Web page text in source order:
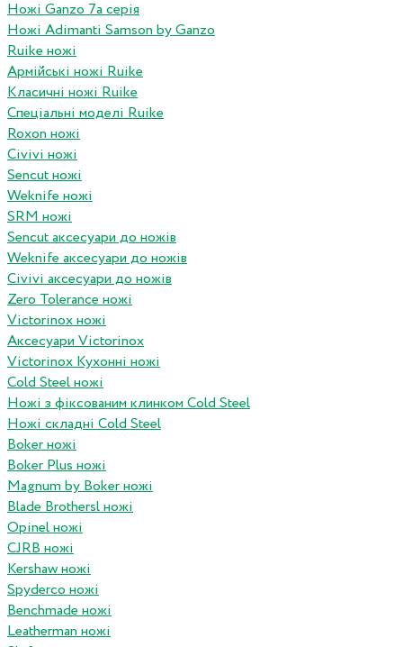
Ножі Ganzo 7а серія
Ножі Adimanti Samson by Ganzo
Ruike ножі
Армійські ножі Ruike
Класичні ножі Ruike
Спеціальні моделі Ruike
Roxon ножi
Civivi ножі
Sencut ножі
Weknife ножі
SRM ножі
Sencut аксесуари до ножів
Weknife аксесуари до ножів
Civivi аксесуари до ножів
Zero Tolerance ножі
Victorinox ножі
Аксесуари Victorinox
Victorinox Кухонні ножі
Cold Steel ножі
Ножі з фіксованим клинком Cold Steel
Ножі складні Cold Steel
Boker ножі
Boker Plus ножі
Magnum by Boker ножі
Blade Brothersl ножі
Opinel ножі
CJRB ножі
Kershaw ножі
Spyderco ножі
Benchmade ножі
Leatherman ножі